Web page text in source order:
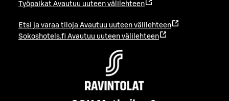
Työpaikat Avautuu uuteen välilehteen
Etsi ja varaa tiloja Avautuu uuteen välilehteen
Sokoshotels.fi Avautuu uuteen välilehteen